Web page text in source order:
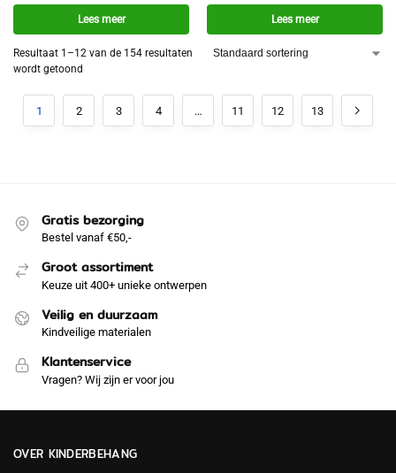
Lees meer Lees meer
Resultaat 1–12 van de 154 resultaten
wordt getoond
1 2 3 4 … 11 12 13
Gratis bezorging
Bestel vanaf €50,-
Groot assortiment
Keuze uit 400+ unieke ontwerpen
Veilig en duurzaam
Kindveilige materialen
Klantenservice
Vragen? Wij zijn er voor jou
OVER KINDERBEHANG